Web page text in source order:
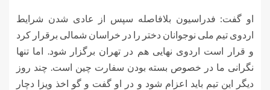
او گفت: فدراسیون بلافاصله سپس از عادی شدن شرایط
اردوی تیم ملی نوجوانان دختر را در خراسان شمالی برقرار کرد
و قرار است اردوی نهایی هم در تهران برگزار شود. اما تنها
نگرانی ما در خصوص بسته بودن سفارت چین است. چند روز
دیگر این تیم باید اعزام شود و در او گفت و گو اخذ ویزا دچار